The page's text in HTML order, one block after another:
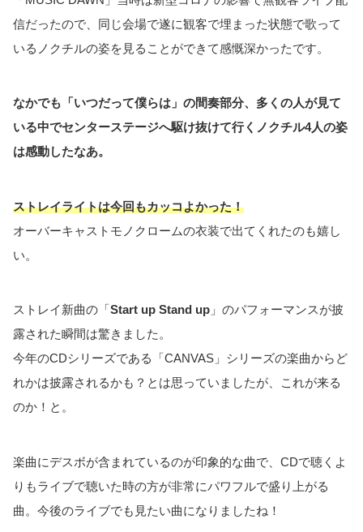
信だったので、同じ会場で遂に観客で埋まった状態で歌って
いるノクチルの姿を見ることができて感慨深かったです。
なかでも「いつだって僕らは」の間奏部分、多くの人が見て
いる中でセンターステージへ駆け抜けて行くノクチル4人の姿
は感動したなあ。
ストレイライトは今回もカッコよかった！
オーバーキャストモノクロームの衣装で出てくれたのも嬉し
い。
ストレイ新曲の「Start up Stand up 」のパフォーマンスが披
露された瞬間は驚きました。
今年のCDシリーズである「CANVAS」シリーズの楽曲からど
れかは披露されるかも？とは思っていましたが、これが来る
のか！と。
楽曲にデスボが含まれているのが印象的な曲で、CDで聴くよ
りもライブで聴いた時の方が非常にパワフルで盛り上がる
曲。今後のライブでも見たい曲になりましたね！